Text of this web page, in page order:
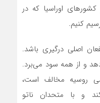
اوراسیا که در
کنیم.
اصلی درگیری باشد.
و از همه سود‌ می‌برد.
روسیه مخالف است،
و با متحدان ناتو